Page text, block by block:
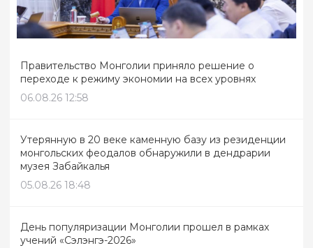
Правительство Монголии приняло решение о
переходе к режиму экономии на всех уровнях
06.08.26 12:58
Утерянную в 20 веке каменную базу из резиденции
монгольских феодалов обнаружили в дендрарии
музея Забайкалья
05.08.26 18:48
День популяризации Монголии прошел в рамках
учений «Сэлэнгэ-2026»